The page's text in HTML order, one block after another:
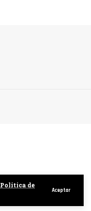
Politica de
Aceptar